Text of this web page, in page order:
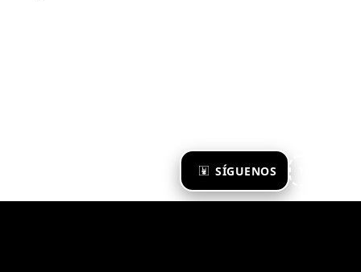
SÍGUENOS